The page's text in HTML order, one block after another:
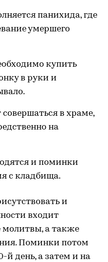
панихида, где
умершего
купить
в руки и
в храме,
на
и поминки
с кладбища.
и
входит
молитвы, а также
Поминки потом
й день, а затем и на